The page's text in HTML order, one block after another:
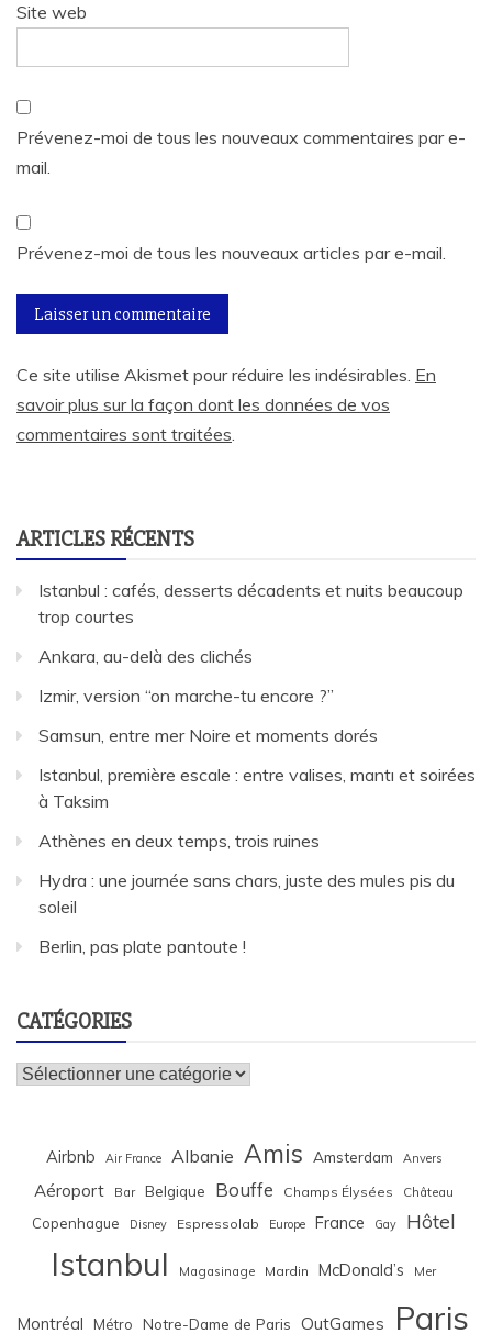
Site web
Prévenez-moi de tous les nouveaux commentaires par e-
mail.
Prévenez-moi de tous les nouveaux articles par e-mail.
Ce site utilise Akismet pour réduire les indésirables. En
savoir plus sur la façon dont les données de vos
commentaires sont traitées.
ARTICLES RÉCENTS
Istanbul : cafés, desserts décadents et nuits beaucoup
trop courtes
Ankara, au-delà des clichés
Izmir, version “on marche-tu encore ?”
Samsun, entre mer Noire et moments dorés
Istanbul, première escale : entre valises, mantı et soirées
à Taksim
Athènes en deux temps, trois ruines
Hydra : une journée sans chars, juste des mules pis du
soleil
Berlin, pas plate pantoute !
CATÉGORIES
Catégories
Airbnb Air France Albanie Amis Amsterdam Anvers
Aéroport Bar Belgique Bouffe Champs Élysées Château
Copenhague Disney Espressolab Europe France Gay Hôtel
Istanbul Magasinage Mardin McDonald’s Mer
Montréal Métro Notre-Dame de Paris OutGames Paris